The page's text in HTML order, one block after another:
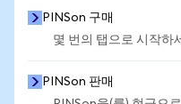
PINSon 구매
몇 번의 탭으로 시작하
PINSon 판매